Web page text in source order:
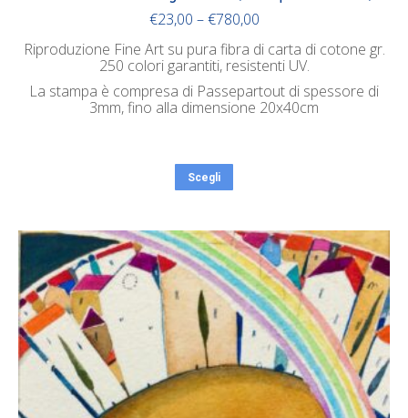
€23,00 –€780,00
Riproduzione Fine Art su pura fibra di carta di cotone gr.
250 colori garantiti, resistenti UV.
La stampa è compresa di Passepartout di spessore di
3mm, fino alla dimensione 20x40cm
Scegli